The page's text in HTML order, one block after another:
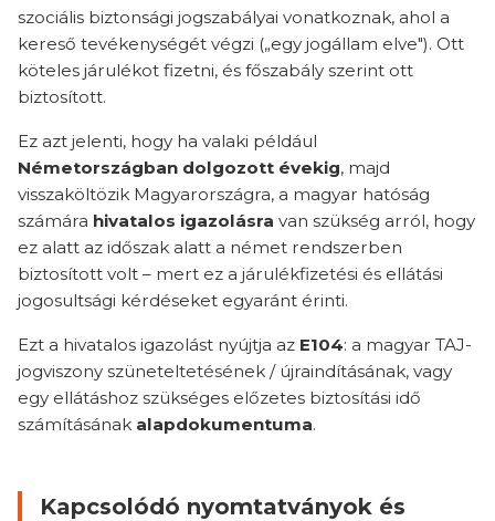
szociális biztonsági jogszabályai vonatkoznak, ahol a
kereső tevékenységét végzi („egy jogállam elve"). Ott
köteles járulékot fizetni, és főszabály szerint ott
biztosított.
Ez azt jelenti, hogy ha valaki például
Németországban dolgozott évekig, majd
visszaköltözik Magyarországra, a magyar hatóság
számára hivatalos igazolásra van szükség arról, hogy
ez alatt az időszak alatt a német rendszerben
biztosított volt – mert ez a járulékfizetési és ellátási
jogosultsági kérdéseket egyaránt érinti.
Ezt a hivatalos igazolást nyújtja az E104: a magyar TAJ-
jogviszony szüneteltetésének / újraindításának, vagy
egy ellátáshoz szükséges előzetes biztosítási idő
számításának alapdokumentuma.
Kapcsolódó nyomtatványok és